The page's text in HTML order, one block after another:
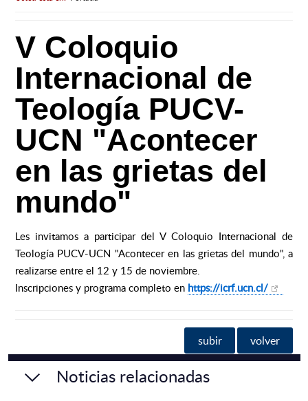
V Coloquio
Internacional de
Teología PUCV-
UCN "Acontecer
en las grietas del
mundo"
Les invitamos a participar del V Coloquio Internacional de
Teología PUCV-UCN "Acontecer en las grietas del mundo", a
realizarse entre el 12 y 15 de noviembre.
Inscripciones y programa completo en https://icrf.ucn.cl/
subir volver
Noticias relacionadas